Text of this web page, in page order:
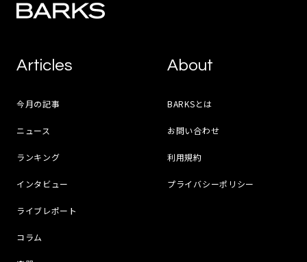
Articles
今月の記事
ニュース
ランキング
インタビュー
ライブレポート
コラム
About
BARKSとは
お問い合わせ
利用規約
プライバシーポリシー